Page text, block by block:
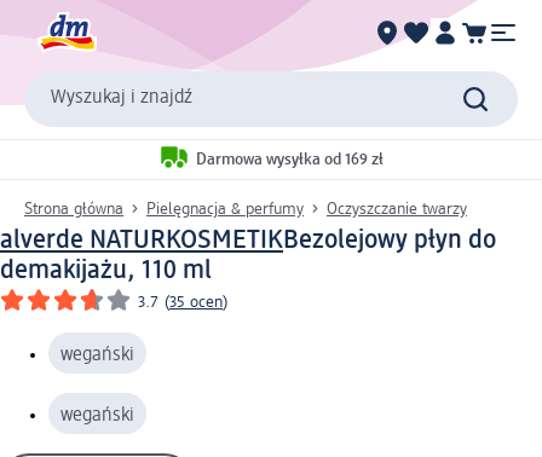
Wyszukaj i znajdź
Darmowa wysyłka od 169 zł
Strona główna Pielęgnacja & perfumy Oczyszczanie twarzy
alverde NATURKOSMETIKBezolejowy płyn do
demakijażu, 110 ml
3.7 (35 ocen)
wegański
wegański